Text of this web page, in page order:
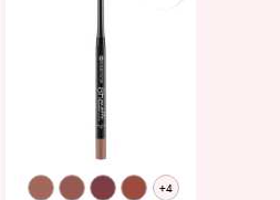
EL938419.01
EL938423.02
EL954282.19
EL938427.03
+4